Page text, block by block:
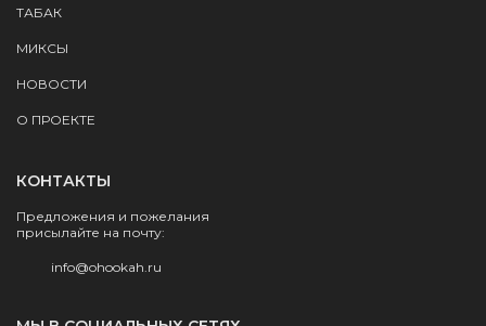
ТАБАК
МИКСЫ
НОВОСТИ
О ПРОЕКТЕ
КОНТАКТЫ
Предложения и пожелания
присылайте на почту:
info@ohookah.ru